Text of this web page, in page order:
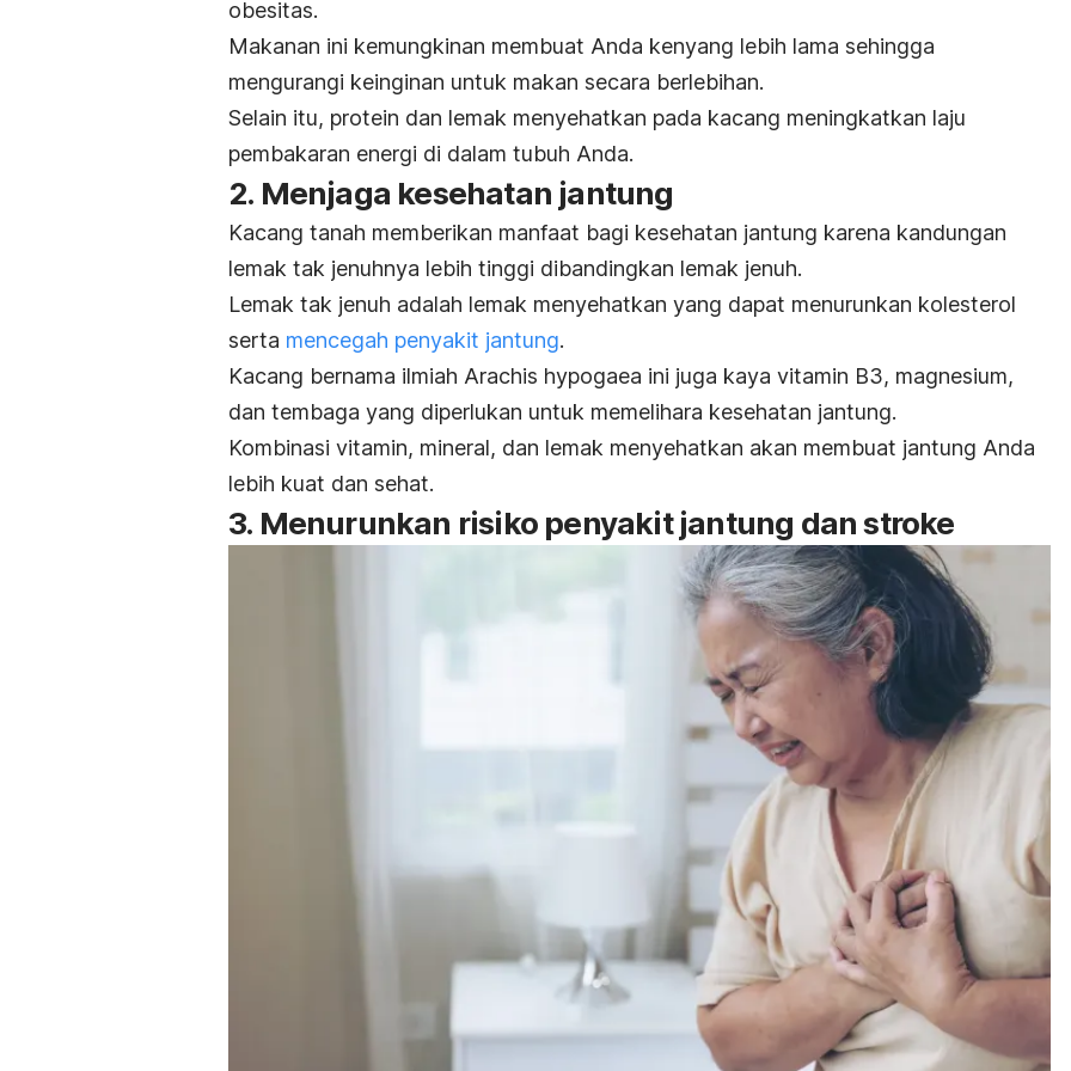
obesitas.
Makanan ini kemungkinan membuat Anda kenyang lebih lama sehingga
mengurangi keinginan untuk makan secara berlebihan.
Selain itu, protein dan lemak menyehatkan pada kacang meningkatkan laju
pembakaran energi di dalam tubuh Anda.
2. Menjaga kesehatan jantung
Kacang tanah memberikan manfaat bagi kesehatan jantung karena kandungan
lemak tak jenuhnya lebih tinggi dibandingkan lemak jenuh.
Lemak tak jenuh adalah lemak menyehatkan yang dapat menurunkan kolesterol
serta mencegah penyakit jantung.
Kacang bernama ilmiah Arachis hypogaea ini juga kaya vitamin B3, magnesium,
dan tembaga yang diperlukan untuk memelihara kesehatan jantung.
Kombinasi vitamin, mineral, dan lemak menyehatkan akan membuat jantung Anda
lebih kuat dan sehat.
3. Menurunkan risiko penyakit jantung dan stroke